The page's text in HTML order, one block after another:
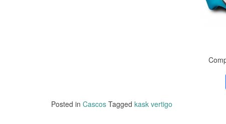
Posted in Cascos Tagged kask vertigo